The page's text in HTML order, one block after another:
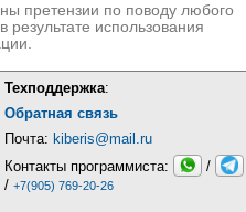
претензии по поводу любого
использования
Техподдержка:
Обратная связь
Почта: kiberis@mail.ru
Контакты программиста:
/
/ +7(905) 769-20-26